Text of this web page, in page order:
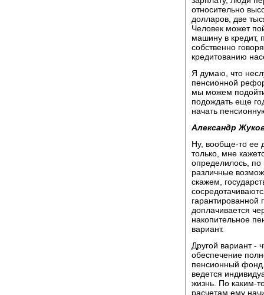
относительно
долларов, две
Человек может
машину в кредит,
собственно
кредитованию
Я думаю, что
пенсионной
мы можем
подождать еще
начать
Александр
Ну, вообще-то ее
только, мне
определилось, по
различные
скажем,
гарантированной
доплачивается
накопительное
вариант.
Другой вариант -
обеспечение
пенсионный
ведется
жизнь. По каким-
расчетам ему